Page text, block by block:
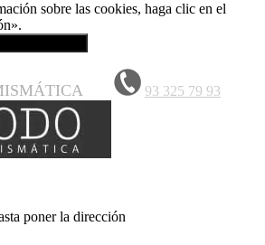
sobre las cookies, haga clic en el
93 325 79 93
poner la dirección